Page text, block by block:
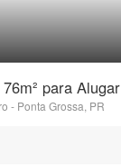
para Alugar
- Ponta Grossa, PR